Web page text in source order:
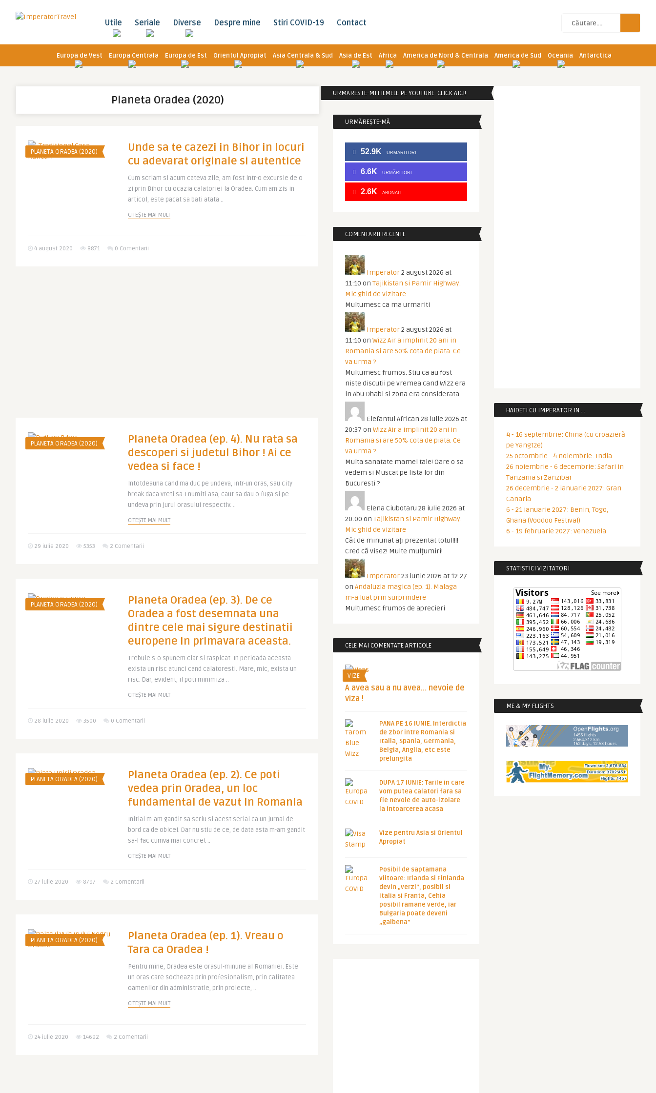
Utile Seriale Diverse Despre mine Stiri COVID-19 Contact
Europa de Vest Europa Centrala Europa de Est Orientul Apropiat Asia Centrala & Sud Asia de Est Africa America de Nord & Centrala America de Sud Oceania Antarctica
Planeta Oradea (2020)
PLANETA ORADEA (2020)
Unde sa te cazezi in Bihor in locuri
cu adevarat originale si autentice
Cum scriam si acum cateva zile, am fost intr-o excursie de o
zi prin Bihor cu ocazia calatoriei la Oradea. Cum am zis in
articol, este pacat sa bati atata ..
CITEȘTE MAI MULT
4 august 2020 8871 0 Comentarii
PLANETA ORADEA (2020)
Planeta Oradea (ep. 4). Nu rata sa
descoperi si judetul Bihor ! Ai ce
vedea si face !
Intotdeauna cand ma duc pe undeva, intr-un oras, sau city
break daca vreti sa-I numiti asa, caut sa dau o fuga si pe
undeva prin jurul orasului respectiv. ..
CITEȘTE MAI MULT
29 iulie 2020 5353 2 Comentarii
PLANETA ORADEA (2020)
Planeta Oradea (ep. 3). De ce
Oradea a fost desemnata una
dintre cele mai sigure destinatii
europene in primavara aceasta.
Trebuie s-o spunem clar si raspicat. In perioada aceasta
exista un risc atunci cand calatoresti. Mare, mic, exista un
risc. Dar, evident, il poti minimiza ..
CITEȘTE MAI MULT
28 iulie 2020 3500 0 Comentarii
PLANETA ORADEA (2020)
Planeta Oradea (ep. 2). Ce poti
vedea prin Oradea, un loc
fundamental de vazut in Romania
Initial m-am gandit sa scriu si acest serial ca un jurnal de
bord ca de obicei. Dar nu stiu de ce, de data asta m-am gandit
sa-l fac cumva mai concret ..
CITEȘTE MAI MULT
27 iulie 2020 8797 2 Comentarii
PLANETA ORADEA (2020)
Planeta Oradea (ep. 1). Vreau o
Tara ca Oradea !
Pentru mine, Oradea este orasul-minune al Romaniei. Este
un oras care socheaza prin profesionalism, prin calitatea
oamenilor din administratie, prin proiecte, ..
CITEȘTE MAI MULT
24 iulie 2020 14692 2 Comentarii
URMARESTE-MI FILMELE PE YOUTUBE. CLICK AICI!
URMĂREȘTE-MĂ
52.9K URMARITORI
6.6K URMĂRITORI
2.6K ABONATI
COMENTARII RECENTE
Imperator2 august 2026 at
11:10 on Tajikistan si Pamir Highway.
Mic ghid de vizitare
Multumesc ca ma urmariti
Imperator2 august 2026 at
11:10 on Wizz Air a implinit 20 ani in
Romania si are 50% cota de piata. Ce
va urma ?
Multumesc frumos. Stiu ca au fost
niste discutii pe vremea cand Wizz era
in Abu Dhabi si zona era considerata
Elefantul African 28 iulie 2026 at
20:37 on Wizz Air a implinit 20 ani in
Romania si are 50% cota de piata. Ce
va urma ?
Multa sanatate mamei tale! Oare o sa
vedem si Muscat pe lista lor din
Bucuresti ?
Elena Ciubotaru 28 iulie 2026 at
20:00 on Tajikistan si Pamir Highway.
Mic ghid de vizitare
Cât de minunat ați prezentat totul!!!!
Cred că visez! Multe mulțumiri!
Imperator23 iunie 2026 at 12:27
on Andaluzia magica (ep. 1). Malaga
m-a luat prin surprindere
Multumesc frumos de aprecieri
CELE MAI COMENTATE ARTICOLE
VIZE
A avea sau a nu avea… nevoie de
viza !
PANA PE 16 IUNIE. Interdictia
de zbor intre Romania si
Italia, Spania, Germania,
Belgia, Anglia, etc este
prelungita
DUPA 17 IUNIE: Tarile in care
vom putea calatori fara sa
fie nevoie de auto-izolare
la intoarcerea acasa
Vize pentru Asia si Orientul
Apropiat
Posibil de saptamana
viitoare: Irlanda si Finlanda
devin „verzi”, posibil si
Italia si Franta, Cehia
posibil ramane verde, iar
Bulgaria poate deveni
„galbena”
HAIDETI CU IMPERATOR IN …
4 - 16 septembrie: China (cu croazieră
pe Yangtze)
25 octombrie - 4 noiembrie: India
26 noiembrie - 6 decembrie: Safari in
Tanzania si Zanzibar
26 decembrie - 2 ianuarie 2027: Gran
Canaria
6 - 21 ianuarie 2027: Benin, Togo,
Ghana (Voodoo Festival)
6 - 19 februarie 2027: Venezuela
STATISTICI VIZITATORI
ME & MY FLIGHTS